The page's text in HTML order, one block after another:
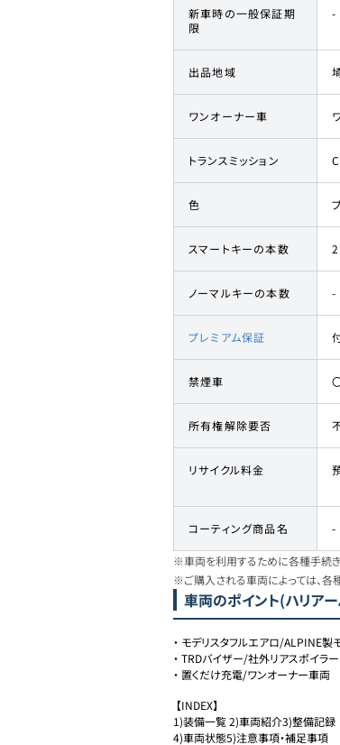
新車時の一般保証期
限
-
出品地域
ワンオーナー車
トランスミッション
色
スマートキーの本数 2
ノーマルキーの本数 -
プレミアム保証
禁煙車
所有権解除要否
リサイクル料金
コーティング商品名 -
※車両を利用するために各種手続き
※ご購入される車両によっては、各
車両のポイント(ハリア
・ モデリスタフルエアロ/ALPINE製
・ TRDバイザー/社外リアスポイラー
・ 置くだけ充電/ワンオーナー車両
1)装備一覧 2)車両紹介3)整備記録
4)車両状態5)注意事項・補足事項